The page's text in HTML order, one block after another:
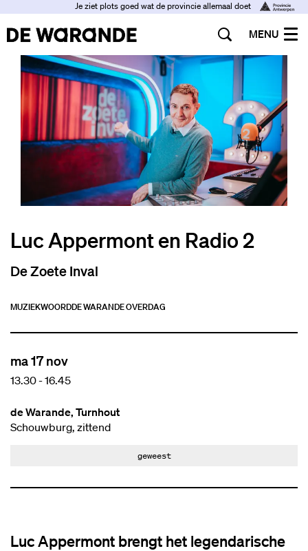
Je ziet plots goed wat de provincie allemaal doet
MENU
Luc Appermont en Radio 2
De Zoete Inval
MUZIEKWOORDDE WARANDE OVERDAG
ma 17 nov
13.30-16.45
de Warande, Turnhout
Schouwburg, zittend
geweest
Luc Appermont brengt het legendarische